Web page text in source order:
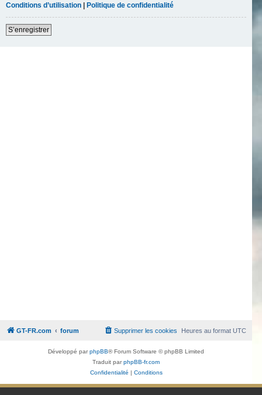
Conditions d’utilisation | Politique de confidentialité
S’enregistrer
GT-FR.com forum Heures au formatUTC
Supprimer les cookies
Développé parphpBB® Forum Software © phpBB Limited
Traduit parphpBB-fr.com
Confidentialité | Conditions